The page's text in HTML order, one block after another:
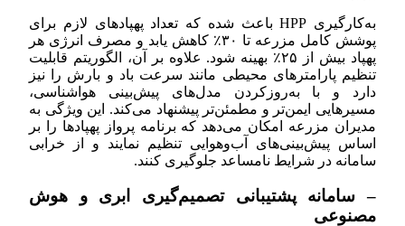
به‌کارگیری HPP باعث شده که تعداد پهپادهای لازم برای
پوشش کامل مزرعه تا ۳۰٪ کاهش یابد و مصرف انرژی هر
پهپاد بیش از ۲۵٪ بهینه شود. علاوه بر آن، الگوریتم قابلیت
تنظیم پارامترهای محیطی مانند سرعت باد و بارش را نیز
دارد و با به‌روزکردن مدل‌های پیش‌بینی هواشناسی،
مسیرهایی ایمن‌تر و مطمئن‌تر پیشنهاد می‌کند. این ویژگی به
مدیران مزرعه امکان می‌دهد که برنامه پرواز پهپادها را بر
اساس پیش‌بینی‌های آب‌وهوایی تنظیم نمایند و از خرابی
سامانه در شرایط نامساعد جلوگیری کنند.
– سامانه پشتیبانی تصمیم‌گیری ابری و هوش
مصنوعی